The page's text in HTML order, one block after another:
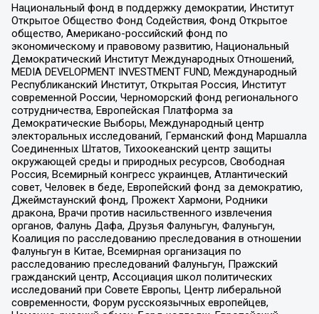
Национальный фонд в поддержку демократии, Институт
Открытое Общество Фонд Содействия, Фонд Открытое
общество, Американо-российский фонд по
экономическому и правовому развитию, Национальный
Демократический Институт Международных Отношений,
MEDIA DEVELOPMENT INVESTMENT FUND, Международный
Республиканский Институт, Открытая Россия, Институт
современной России, Черноморский фонд регионального
сотрудничества, Европейская Платформа за
Демократические Выборы, Международный центр
электоральных исследований, Германский фонд Маршалла
Соединенных Штатов, Тихоокеанский центр защиты
окружающей среды и природных ресурсов, Свободная
Россия, Всемирный конгресс украинцев, Атлантический
совет, Человек в беде, Европейский фонд за демократию,
Джеймстаунский фонд, Прожект Хармони, Родники
дракона, Врачи против насильственного извлечения
органов, Фалунь Дафа, Друзья Фалуньгун, Фалуньгун,
Коалиция по расследованию преследования в отношении
Фалуньгун в Китае, Всемирная организация по
расследованию преследований Фалуньгун, Пражский
гражданский центр, Ассоциация школ политических
исследований при Совете Европы, Центр либеральной
современности, Форум русскоязычных европейцев,